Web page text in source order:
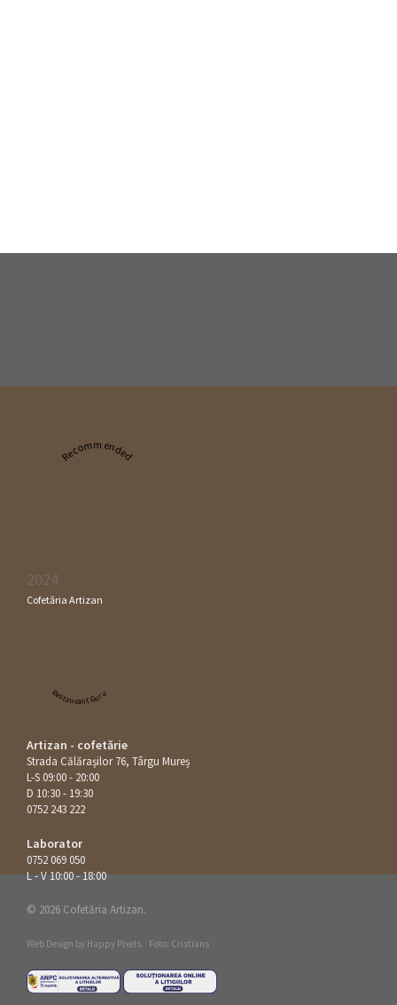
Recommended
2024
Cofetăria Artizan
Restaurant Guru
Artizan - cofetărie
Strada Călăraşilor 76, Târgu Mureș
L-S 09:00 - 20:00
D 10:30 - 19:30
0752 243 222
Laborator
0752 069 050
L - V 10:00 - 18:00
© 2026 Cofetăria Artizan.
Web Design by Happy Pixels. Foto: Cristians